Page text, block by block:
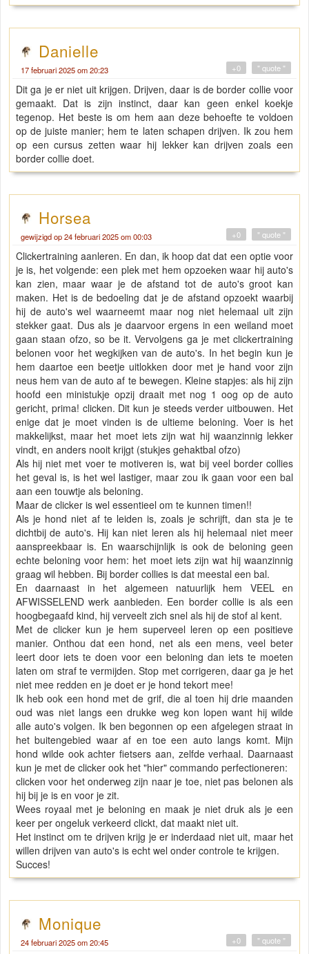
Danielle
17 februari 2025 om 20:23 " quote "
+0
Dit ga je er niet uit krijgen. Drijven, daar is de border collie voor
gemaakt. Dat is zijn instinct, daar kan geen enkel koekje
tegenop. Het beste is om hem aan deze behoefte te voldoen
op de juiste manier; hem te laten schapen drijven. Ik zou hem
op een cursus zetten waar hij lekker kan drijven zoals een
border collie doet.
Horsea
gewijzigd op 24 februari 2025 om 00:03 " quote "
+0
Clickertraining aanleren. En dan, ik hoop dat dat een optie voor
je is, het volgende: een plek met hem opzoeken waar hij auto's
kan zien, maar waar je de afstand tot de auto's groot kan
maken. Het is de bedoeling dat je de afstand opzoekt waarbij
hij de auto's wel waarneemt maar nog niet helemaal uit zijn
stekker gaat. Dus als je daarvoor ergens in een weiland moet
gaan staan ofzo, so be it. Vervolgens ga je met clickertraining
belonen voor het wegkijken van de auto's. In het begin kun je
hem daartoe een beetje uitlokken door met je hand voor zijn
neus hem van de auto af te bewegen. Kleine stapjes: als hij zijn
hoofd een ministukje opzij draait met nog 1 oog op de auto
gericht, prima! clicken. Dit kun je steeds verder uitbouwen. Het
enige dat je moet vinden is de ultieme beloning. Voer is het
makkelijkst, maar het moet iets zijn wat hij waanzinnig lekker
vindt, en anders nooit krijgt (stukjes gehaktbal ofzo)
Als hij niet met voer te motiveren is, wat bij veel border collies
het geval is, is het wel lastiger, maar zou ik gaan voor een bal
aan een touwtje als beloning.
Maar de clicker is wel essentieel om te kunnen timen!!
Als je hond niet af te leiden is, zoals je schrijft, dan sta je te
dichtbij de auto's. Hij kan niet leren als hij helemaal niet meer
aanspreekbaar is. En waarschijnlijk is ook de beloning geen
echte beloning voor hem: het moet iets zijn wat hij waanzinnig
graag wil hebben. Bij border collies is dat meestal een bal.
En daarnaast in het algemeen natuurlijk hem VEEL en
AFWISSELEND werk aanbieden. Een border collie is als een
hoogbegaafd kind, hij verveelt zich snel als hij de stof al kent.
Met de clicker kun je hem superveel leren op een positieve
manier. Onthou dat een hond, net als een mens, veel beter
leert door iets te doen voor een beloning dan iets te moeten
laten om straf te vermijden. Stop met corrigeren, daar ga je het
niet mee redden en je doet er je hond tekort mee!
Ik heb ook een hond met de grif, die al toen hij drie maanden
oud was niet langs een drukke weg kon lopen want hij wilde
alle auto's volgen. Ik ben begonnen op een afgelegen straat in
het buitengebied waar af en toe een auto langs komt. Mijn
hond wilde ook achter fietsers aan, zelfde verhaal. Daarnaast
kun je met de clicker ook het "hier" commando perfectioneren:
clicken voor het onderweg zijn naar je toe, niet pas belonen als
hij bij je is en voor je zit.
Wees royaal met je beloning en maak je niet druk als je een
keer per ongeluk verkeerd clickt, dat maakt niet uit.
Het instinct om te drijven krijg je er inderdaad niet uit, maar het
willen drijven van auto's is echt wel onder controle te krijgen.
Succes!
Monique
24 februari 2025 om 20:45 " quote "
+0